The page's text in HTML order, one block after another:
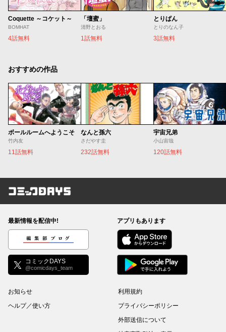
Coquette ～コケット～
BOMHAT
4話無料
「壇蜜」
清野とおる
1話無料
とりぱん
とりのなん子
3話無料
おすすめの作品
ボールルームへようこそ
竹内友
11話無料
なんと孫六
さだやす圭
232話無料
宇宙兄弟
小山宙哉
120話無料
コミックDAYS
最新情報を配信中!
編集部ブログ
コミックDAYS
@comicdays_team
アプリもあります
お知らせ
ヘルプ／使い方
利用規約
プライバシーポリシー
外部送信について